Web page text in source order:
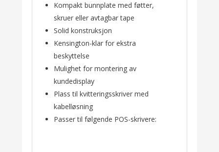
Kompakt bunnplate med føtter,
skruer eller avtagbar tape
Solid konstruksjon
Kensington-klar for ekstra
beskyttelse
Mulighet for montering av
kundedisplay
Plass til kvitteringsskriver med
kabelløsning
Passer til følgende POS-skrivere: